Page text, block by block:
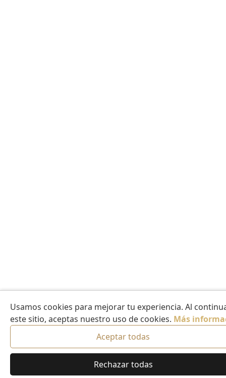
Usamos cookies para mejorar tu experiencia. Al
este sitio, aceptas nuestro uso de cookies. Más
Aceptar todas
Rechazar todas